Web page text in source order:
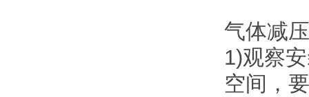
气体减
1)观察
空间，